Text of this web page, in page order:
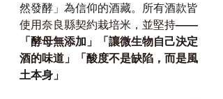
然發酵」為信仰的酒藏。所有酒款皆
使用奈良縣契約栽培米，並堅持——
「酵母無添加」「讓微生物自己決定
酒的味道」「酸度不是缺陷，而是風
土本身」